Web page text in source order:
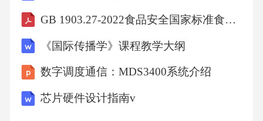
环境中水占生物体的60％以上的重量水的性质
影响生命活动如：溶解性质，pH水对生物体非
常重要水母97%藻类90%鱼类80-85%蛙78%高等
植物60—80%哺乳动物，65%人体各组织器官的
含水量比较眼球血液内脏器官肌肉骨骼牙齿92%
GB 1903.27-2022食品安全国家标准食品营养强化剂低聚半乳糖
《国际传播学》课程教学大纲
数字调度通信：MDS3400系统介绍
芯片硬件设计指南v